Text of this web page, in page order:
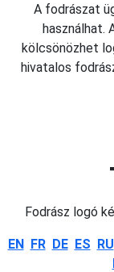
A fodrászat
használhat.
kölcsönözhet
hivatalos
Fodrász logó
EN FR DE ES RU